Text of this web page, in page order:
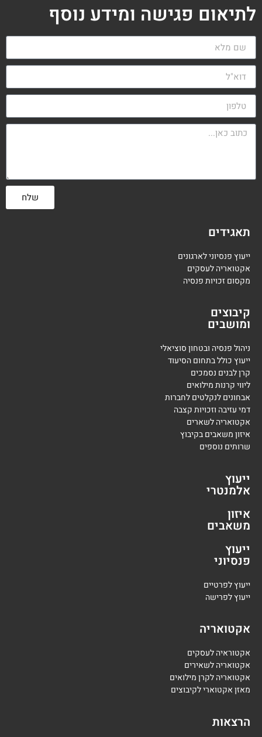
לתיאום פגישה ומידע נוסף
שלח
תאגידים
ייעוץ פנסיוני לארגונים
אקטואריה לעסקים
מקסום זכויות פנסיה
קיבוצים
ומושבים
ניהול פנסיה ובטחון סוציאלי
ייעוץ כולל בתחום הסיעוד
קרן לבנים נסמכים
ליווי קרנות מילואים
אבחונים לנקלטים לחברות
דמי עזיבה וזכויות קצבה
אקטואריה לשארים
איזון משאבים בקיבוץ
שרותים נוספים
ייעוץ
אלמנטרי
איזון
משאבים
ייעוץ
פנסיוני
ייעוץ לפרטיים
ייעוץ לפרישה
אקטואריה
אקטוראיה לעסקים
אקטואריה לשאירים
אקטואריה לקרן מילואים
מאזן אקטוארי לקיבוצים
הרצאות